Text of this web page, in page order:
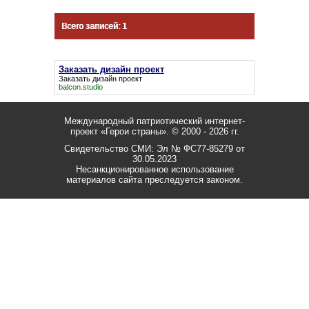
Всего записей: 1
Заказать дизайн проект
Заказать дизайн проект
balcon.studio
Международный патриотический интернет-
проект «Герои страны». © 2000 - 2026 гг.
Свидетельство СМИ: Эл № ФС77-85279 от
30.05.2023
Несанкционированное использование
материалов сайта преследуется законом.